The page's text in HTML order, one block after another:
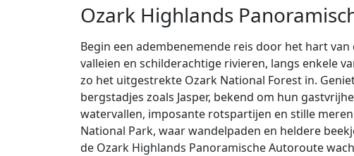
Ozark Highlands
Begin een adembenemende reis door het hart
valleien en schilderachtige rivieren, langs enkele
zo het uitgestrekte Ozark National Forest in.
bergstadjes zoals Jasper, bekend om hun
watervallen, imposante rotspartijen en stille
National Park, waar wandelpaden en heldere
de Ozark Highlands Panoramische Autoroute